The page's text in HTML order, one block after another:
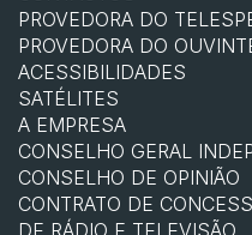
PROVEDORA DO
PROVEDORA DO
ACESSIBILIDADES
SATÉLITES
A EMPRESA
CONSELHO GERAL
CONSELHO DE OPINIÃO
CONTRATO DE